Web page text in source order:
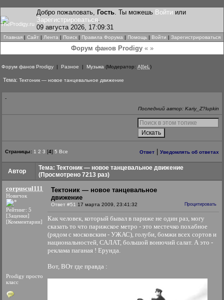
Добро пожаловать, Гость. Ты можешь Войти или
Зарегистрироваться.
09 августа 2026, 17:09:31
Главная | Сайт | Лента | Поиск | Правила Форума | Помощь | Войти | Зарегистрироваться
Форум фанов Prodigy« »
Форум фанов Prodigy | Разное | Музыка (Модератор: A][eL )
Тема: Тектоник — новое танцевальное движение
-
Последний автор: Kariy_Z?lupkin
Страницы: 1 2 3 [4] 5 Все Ответ Уведомлять об ответах
Автор
Тема: Тектоник — новое танцевальное движение
(Просмотрено 7213 раз)
corpuscul111
Новичок
Рейтинг: 5
[Заценки]
[Комментарии]
Prodigy просто
класс
Тектоник — новое танцевальное
движение
Ответ #51 17 марта 2009, 23:41:32 Процитировать
Как человек, который бывал в париже не один раз, могу
сказать то что парижское метро - это местечко похабное
(рядом с московским - УЖАС), голуби, бомжи всех сортов и
национальностей, САЛАТ, большой вонючий салат. А это -
реклама паганая ! Ерунда.
Вот, ВОт где правда :